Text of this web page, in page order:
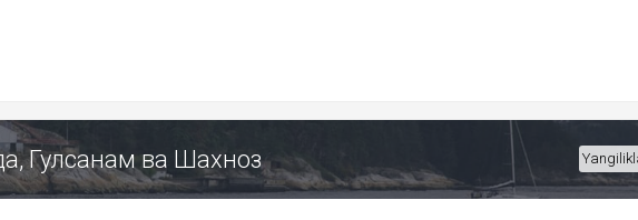
Гулсанам ва Шахноз